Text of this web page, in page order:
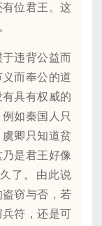
位君王。这
违背公益而
而奉公的道
具有权威的
如秦国人只
卿只知道贫
是君王好像
了。由此说
窃与否，若
符，还是可